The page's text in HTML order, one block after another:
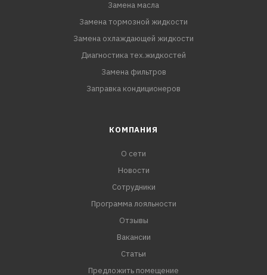
Замена масла
Замена тормозной жидкости
Замена охлаждающей жидкости
Диагностика тех.жидкостей
Замена фильтров
Заправка кондиционеров
КОМПАНИЯ
О сети
Новости
Сотрудники
Программа лояльности
Отзывы
Вакансии
Статьи
Предложить помещение